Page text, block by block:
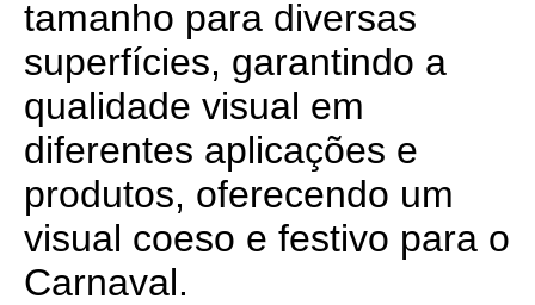
tamanho para diversas
superfícies, garantindo a
qualidade visual em
diferentes aplicações e
produtos, oferecendo um
visual coeso e festivo para o
Carnaval.